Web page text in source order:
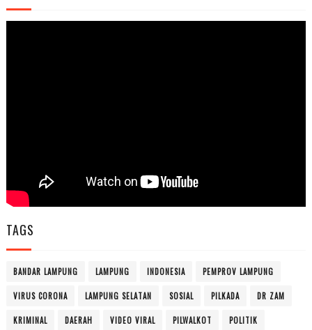
TAGS
BANDAR LAMPUNG LAMPUNG INDONESIA PEMPROV LAMPUNG
VIRUS CORONA LAMPUNG SELATAN SOSIAL PILKADA DR ZAM
KRIMINAL DAERAH VIDEO VIRAL PILWALKOT POLITIK